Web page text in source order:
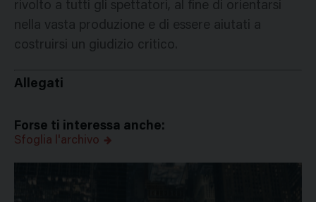
rivolto a tutti gli spettatori, al fine di orientarsi
nella vasta produzione e di essere aiutati a
costruirsi un giudizio critico.
Allegati
Forse ti interessa anche:
Sfoglia l'archivo